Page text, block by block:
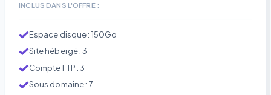
INCLUS DANS L'OFFRE :
Espace disque : 150Go
Site hébergé : 3
Compte FTP : 3
Sous domaine : 7